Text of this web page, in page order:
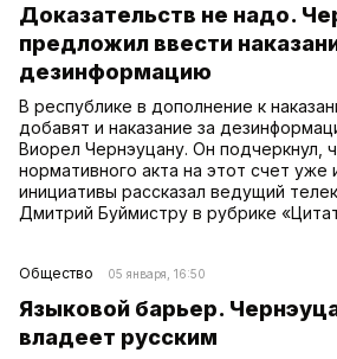
Доказательств не надо.
предложил ввести
дезинформацию
В республике в дополнение к
добавят и наказание за
Виорел Чернэуцану. Он подчеркнул,
нормативного акта на этот счет
инициативы рассказал ведущий
Дмитрий Буймистру в рубрике
Общество 05 января, 16:50
Языковой барьер.
владеет русским